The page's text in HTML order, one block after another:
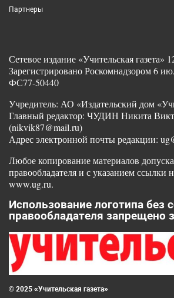
Партнеры
Сетевое издание «Учительская газета»
Зарегистрировано Роскомнадзором 6
ФС77-50440
Учредитель: АО «Издательский дом
Главный редактор: ЧУДИН Никита
(nikvik87@mail.ru)
Адрес электронной почты редакции:
Любое копирование материалов
правообладателя и с указанием ссылки
www.ug.ru.
Использование логотипа без
правообладателя запрещено
© 2025 «Учительская газета»